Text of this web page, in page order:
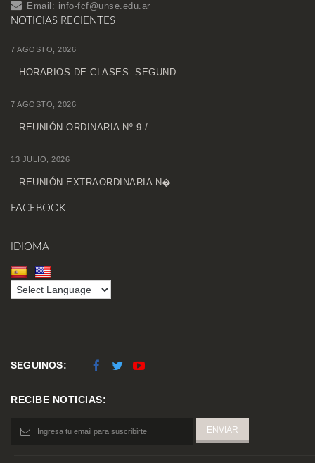
Email: info-fcf@unse.edu.ar
NOTICIAS RECIENTES
7 AGOSTO, 2026
HORARIOS DE CLASES- SEGUND...
7 AGOSTO, 2026
REUNIÓN ORDINARIA Nº 9 /...
13 JULIO, 2026
REUNIÓN EXTRAORDINARIA N�...
FACEBOOK
IDIOMA
SEGUINOS:
RECIBE NOTICIAS: